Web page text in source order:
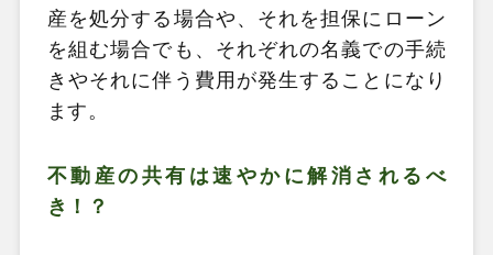
産を処分する場合や、それを担保にローン
を組む場合でも、それぞれの名義での手続
きやそれに伴う費用が発生することになり
ます。
不動産の共有は速やかに解消されるべ
き！？